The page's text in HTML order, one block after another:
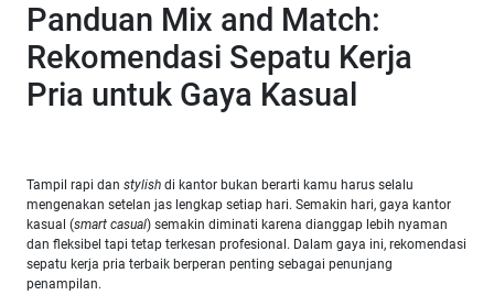
Panduan Mix and Match:
Rekomendasi Sepatu Kerja
Pria untuk Gaya Kasual
Tampil rapi dan stylish di kantor bukan berarti kamu harus selalu
mengenakan setelan jas lengkap setiap hari. Semakin hari, gaya kantor
kasual (smart casual) semakin diminati karena dianggap lebih nyaman
dan fleksibel tapi tetap terkesan profesional. Dalam gaya ini, rekomendasi
sepatu kerja pria terbaik berperan penting sebagai penunjang
penampilan.